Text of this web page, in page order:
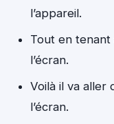
l’appareil.
Tout en tenant
l’écran.
Voilà il va aller
l’écran.